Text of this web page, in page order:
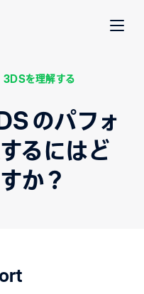
3DSを理解する
のパフォ
るにはど
か？